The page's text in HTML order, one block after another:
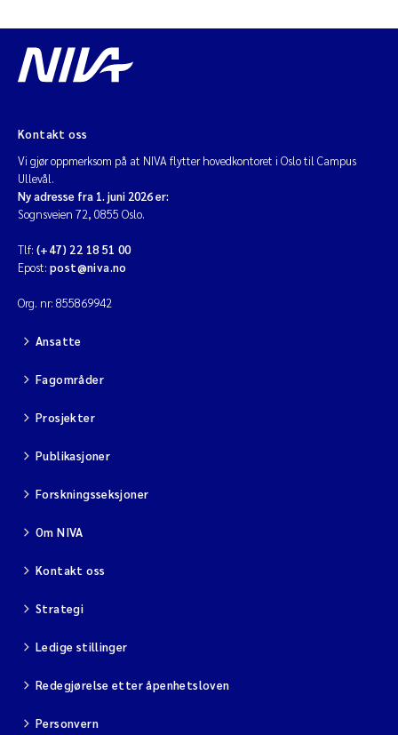
Kontakt oss
Vi gjør oppmerksom på at NIVA flytter hovedkontoret i Oslo til Campus
Ullevål.
Ny adresse fra 1. juni 2026 er:
Sognsveien 72, 0855 Oslo.
Tlf: (+47) 22 18 51 00
Epost: post@niva.no
Org. nr: 855869942
Ansatte
Fagområder
Prosjekter
Publikasjoner
Forskningsseksjoner
Om NIVA
Kontakt oss
Strategi
Ledige stillinger
Redegjørelse etter åpenhetsloven
Personvern